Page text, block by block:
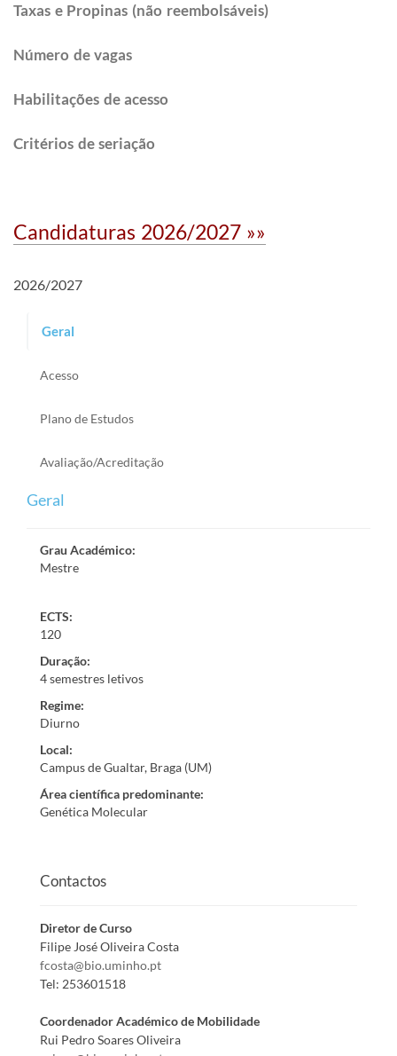
Taxas e Propinas (não reembolsáveis)
Número de vagas
Habilitações de acesso
Critérios de seriação
Candidaturas 2026/2027 »»
2026/2027
Geral
Acesso
Plano de Estudos
Avaliação/Acreditação
Geral
Grau Académico:
Mestre
ECTS:
120
Duração:
4 semestres letivos
Regime:
Diurno
Local:
Campus de Gualtar, Braga (UM)
Área científica predominante:
Genética Molecular
Contactos
Diretor de Curso
Filipe José Oliveira Costa
fcosta@bio.uminho.pt
Tel: 253601518
Coordenador Académico de Mobilidade
Rui Pedro Soares Oliveira